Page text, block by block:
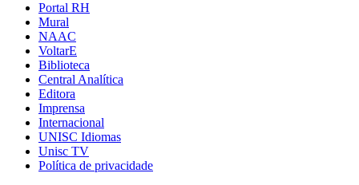
Portal RH
Mural
NAAC
VoltarE
Biblioteca
Central Analítica
Editora
Imprensa
Internacional
UNISC Idiomas
Unisc TV
Política de privacidade